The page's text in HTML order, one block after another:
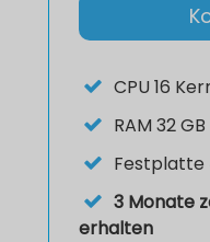
CPU 16
RAM 32 GB
Festplatte
3 Monate
erhalten